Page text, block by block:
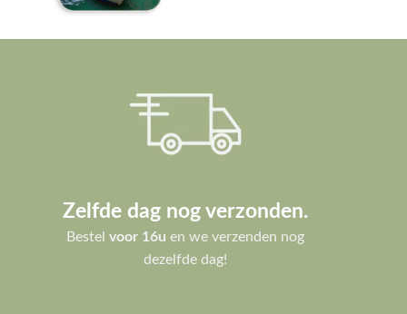
Zelfde dag nog verzonden.
Bestel voor 16u en we verzenden nog
dezelfde dag!